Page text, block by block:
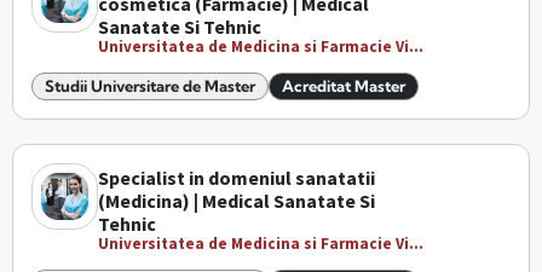
Sanatate Si Tehnic
Universitatea de Medicina si Farmacie Vi...
Studii Universitare de Master Acreditat Master
Specialist in domeniul sanatatii
(Medicina) | Medical Sanatate Si
Tehnic
Universitatea de Medicina si Farmacie Vi...